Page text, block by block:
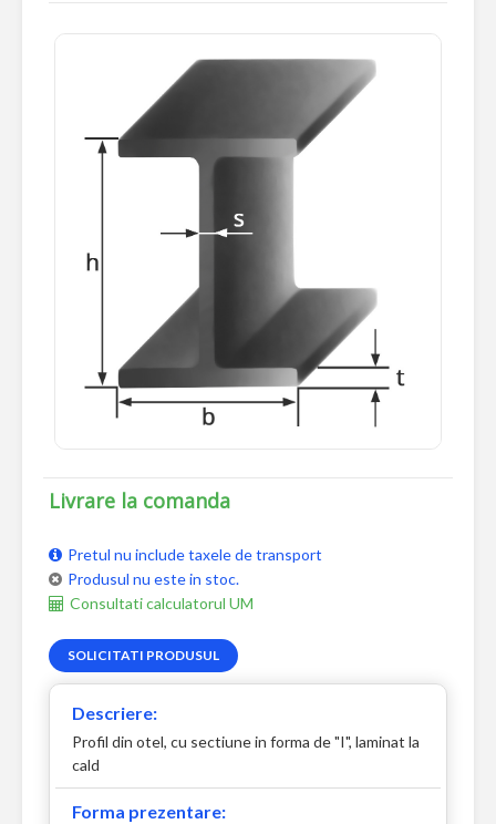
Livrare la comanda
Pretul nu include taxele de transport
Produsul nu este in stoc.
Consultati calculatorul UM
SOLICITATI PRODUSUL
Descriere:
Profil din otel, cu sectiune in forma de "I", laminat la
cald
Forma prezentare: